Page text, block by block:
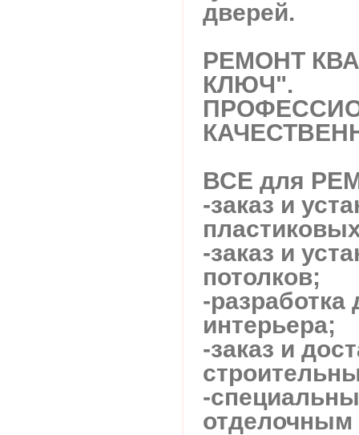
дверей.
РЕМОНТ
КЛЮЧ".
ВСЕ для
-заказ и
-заказ и
потолков;
-разработка
интерьера;
-заказ и
-
отделочным